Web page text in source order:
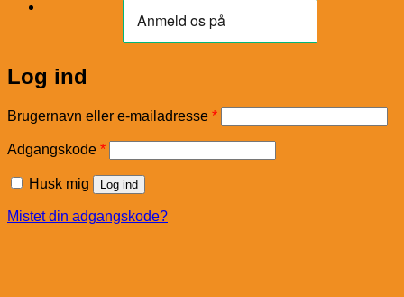
Log ind
Brugernavn eller e-mailadresse *Påkrævet
Adgangskode *Påkrævet
Husk mig Log ind
Mistet din adgangskode?